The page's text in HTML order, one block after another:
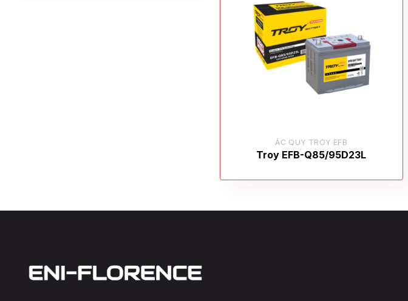
ẮC QUY TROY EFB
Troy EFB-Q85/95D23L